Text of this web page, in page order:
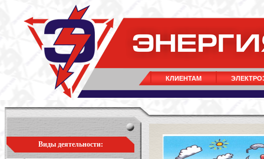
КЛИЕНТАМ
Виды деятельности: